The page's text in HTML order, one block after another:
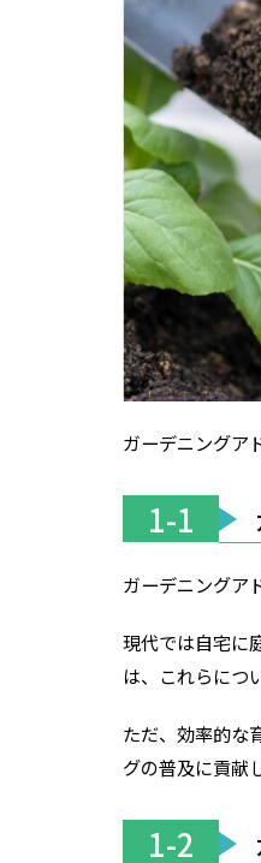
ガーデニングア
1-1
ガーデニングア
現代では自宅に
は、これらにつ
ただ、効率的な
グの普及に貢献
1-2